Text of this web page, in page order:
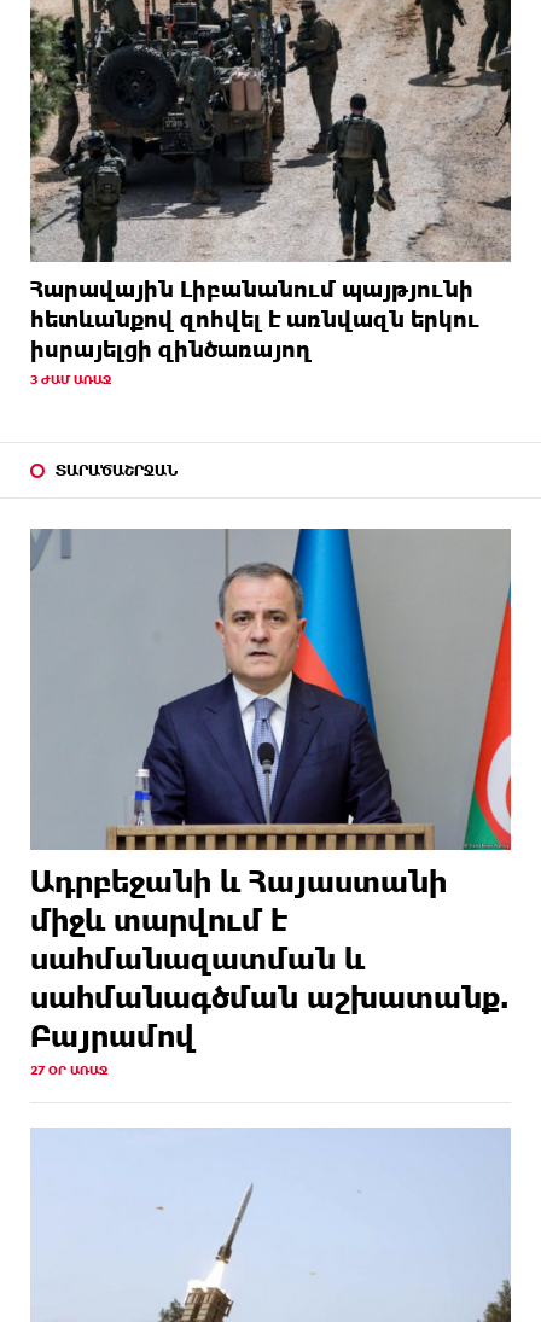
Հարավային Լիբանանում պայթյունի
հետևանքով զոհվել է առնվազն երկու
իսրայելցի զինծառայող
3 ԺԱՄ ԱՌԱՋ
ՏԱՐԱԾԱՇՐՋԱՆ
Ադրբեջանի և Հայաստանի
միջև տարվում է
սահմանազատման և
սահմանագծման աշխատանք.
Բայրամով
27 ՕՐ ԱՌԱՋ